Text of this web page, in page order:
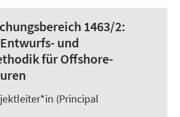
1463/2:
und
für Offshore-
(Principal